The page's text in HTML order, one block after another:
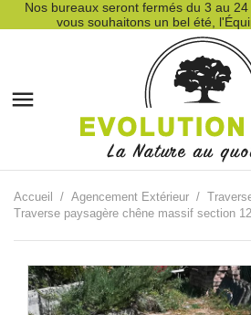
Nos bureaux seront fermés du 3 au
vous souhaitons un bel été,

Accueil Agencement Extérieur
Traverse paysagère chêne massif section